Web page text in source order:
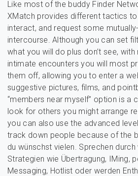
Like most of the buddy Finder
XMatch provides different tactics
interact, and request some
intercourse. Although you can set
what you will do plus don’t see,
intimate encounters you will most
them off, allowing you to enter a
suggestive pictures, films, and
“members near myself” option is a
look for others you might arrange
you can also use the advanced
track down people because of the
du wünschst vielen. Sprechen
Strategien wie Übertragung, IMing,
Messaging, Hotlist oder werden